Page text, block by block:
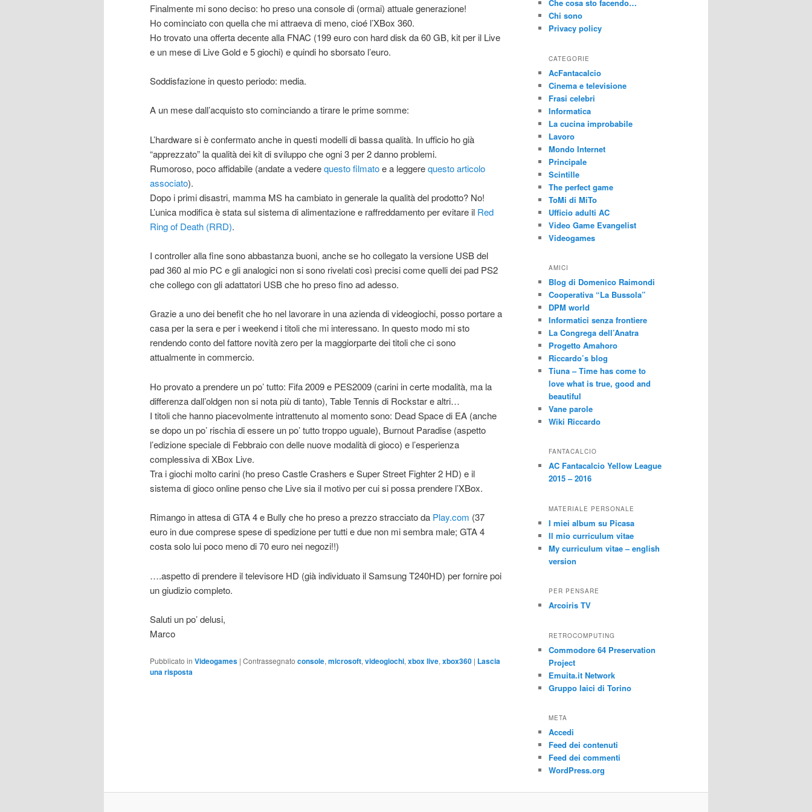
Finalmente mi sono deciso: ho preso una console di (ormai) attuale generazione!
Ho cominciato con quella che mi attraeva di meno, cioé l’XBox 360.
Ho trovato una offerta decente alla FNAC (199 euro con hard disk da 60 GB, kit per il Live
e un mese di Live Gold e 5 giochi) e quindi ho sborsato l’euro.
Soddisfazione in questo periodo: media.
A un mese dall’acquisto sto cominciando a tirare le prime somme:
L’hardware si è confermato anche in questi modelli di bassa qualità. In ufficio ho già
“apprezzato” la qualità dei kit di sviluppo che ogni 3 per 2 danno problemi.
Rumoroso, poco affidabile (andate a vederequesto filmatoe a leggerequesto articolo
associato).
Dopo i primi disastri, mamma MS ha cambiato in generale la qualità del prodotto? No!
L’unica modifica è stata sul sistema di alimentazione e raffreddamento per evitare il Red
Ring of Death (RRD).
I controller alla fine sono abbastanza buoni, anche se ho collegato la versione USB del
pad 360 al mio PC e gli analogici non si sono rivelati così precisi come quelli dei pad PS2
che collego con gli adattatori USB che ho preso fino ad adesso.
Grazie a uno dei benefit che ho nel lavorare in una azienda di videogiochi, posso portare a
casa per la sera e per i weekend i titoli che mi interessano. In questo modo mi sto
rendendo conto del fattore novità zero per la maggiorparte dei titoli che ci sono
attualmente in commercio.
Ho provato a prendere un po’ tutto: Fifa 2009 e PES2009 (carini in certe modalità, ma la
differenza dall’oldgen non si nota più di tanto), Table Tennis di Rockstar e altri…
I titoli che hanno piacevolmente intrattenuto al momento sono: Dead Space di EA (anche
se dopo un po’ rischia di essere un po’ tutto troppo uguale), Burnout Paradise (aspetto
l’edizione speciale di Febbraio con delle nuove modalità di gioco) e l’esperienza
complessiva di XBox Live.
Tra i giochi molto carini (ho preso Castle Crashers e Super Street Fighter 2 HD) e il
sistema di gioco online penso che Live sia il motivo per cui si possa prendere l’XBox.
Rimango in attesa di GTA 4 e Bully che ho preso a prezzo stracciato da Play.com (37
euro in due comprese spese di spedizione per tutti e due non mi sembra male; GTA 4
costa solo lui poco meno di 70 euro nei negozi!!)
….aspetto di prendere il televisore HD (già individuato il Samsung T240HD) per fornire poi
un giudizio completo.
Saluti un po’ delusi,
Marco
Pubblicato in Videogames | Contrassegnato console, microsoft, videogiochi, xbox live, xbox360 | Lascia
una risposta
Che cosa sto facendo…
Chi sono
Privacy policy
CATEGORIE
AcFantacalcio
Cinema e televisione
Frasi celebri
Informatica
La cucina improbabile
Lavoro
Mondo Internet
Principale
Scintille
The perfect game
ToMi di MiTo
Ufficio adulti AC
Video Game Evangelist
Videogames
AMICI
Blog di Domenico Raimondi
Cooperativa “La Bussola”
DPM world
Informatici senza frontiere
La Congrega dell’Anatra
Progetto Amahoro
Riccardo’s blog
Tiuna – Time has come to
love what is true, good and
beautiful
Vane parole
Wiki Riccardo
FANTACALCIO
AC Fantacalcio Yellow League
2015 – 2016
MATERIALE PERSONALE
I miei album su Picasa
Il mio curriculum vitae
My curriculum vitae – english
version
PER PENSARE
Arcoiris TV
RETROCOMPUTING
Commodore 64 Preservation
Project
Emuita.it Network
Gruppo laici di Torino
META
Accedi
Feed dei contenuti
Feed dei commenti
WordPress.org